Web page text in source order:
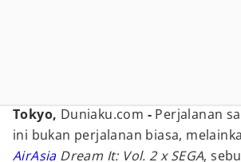
Tokyo, Duniaku.com - Perjalanan
ini bukan perjalanan biasa,
AirAsiaDream It: Vol. 2 x SEGA,